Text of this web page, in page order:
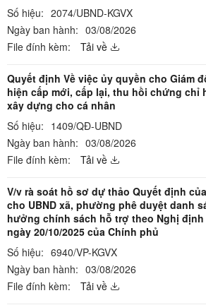
Số hiệu: 2074/UBND-KGVX
Ngày ban hành: 03/08/2026
File đính kèm:
Tải về
Quyết định Về việc ủy quyền cho Giám
hiện cấp mới, cấp lại, thu hồi chứng chỉ
xây dựng cho cá nhân
Số hiệu: 1409/QĐ-UBND
Ngày ban hành: 03/08/2026
File đính kèm:
Tải về
V/v rà soát hồ sơ dự thảo Quyết định
cho UBND xã, phường phê duyệt danh
hưởng chính sách hỗ trợ theo Nghị định
ngày 20/10/2025 của Chính phủ
Số hiệu: 6940/VP-KGVX
Ngày ban hành: 03/08/2026
File đính kèm:
Tải về